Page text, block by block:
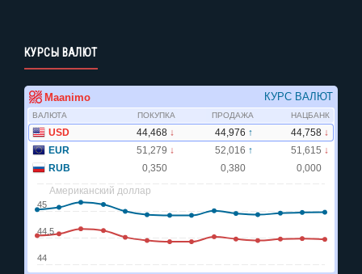
КУРСЫ ВАЛЮТ